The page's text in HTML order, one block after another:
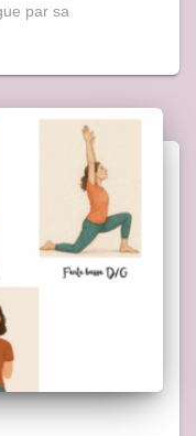
par sa